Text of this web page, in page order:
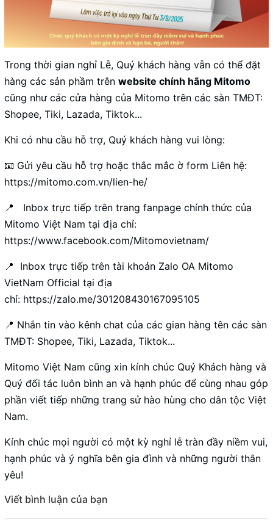
Trong thời gian nghỉ Lễ, Quý khách hàng vẫn có thể đặt
hàng các sản phầm trên website chính hãng Mitomo
cũng như các cửa hàng của Mitomo trên các sàn TMĐT:
Shopee, Tiki, Lazada, Tiktok...
Khi có nhu cầu hỗ trợ, Quý khách hàng vui lòng:
📧 Gửi yêu cầu hỗ trợ hoặc thắc mắc ờ form Liên hệ:
https://mitomo.com.vn/lien-he/
📍 Inbox trực tiếp trên trang fanpage chính thức của
Mitomo Việt Nam tại địa chỉ:
https://www.facebook.com/Mitomovietnam/
📍 Inbox trực tiếp trên tài khoản Zalo OA Mitomo
VietNam Official tại địa
chỉ: https://zalo.me/301208430167095105
📍 Nhắn tin vào kênh chat của các gian hàng tên các sàn
TMĐT: Shopee, Tiki, Lazada, Tiktok...
Mitomo Việt Nam cũng xin kính chúc Quý Khách hàng và
Quý đối tác luôn bình an và hạnh phúc để cùng nhau góp
phần viết tiếp những trang sử hào hùng cho dân tộc Việt
Nam.
Kính chúc mọi người có một kỳ nghỉ lễ tràn đầy niềm vui,
hạnh phúc và ý nghĩa bên gia đình và những người thân
yêu!
Viết bình luận của bạn